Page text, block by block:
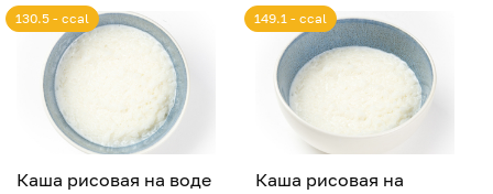
Каша рисовая на воде
130.5 - ccal
Каша рисовая на
149.1 - ccal